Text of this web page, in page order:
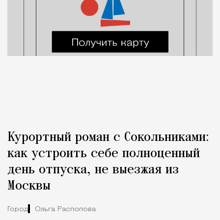
Курортный роман с Сокольниками:
как устроить себе полноценный
день отпуска, не выезжая из
Москвы
Город Ольга Распопова